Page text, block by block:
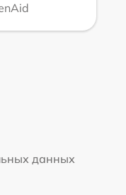
данных